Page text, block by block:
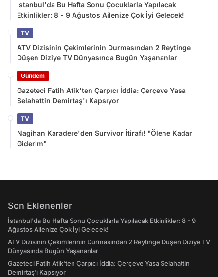
İstanbul'da Bu Hafta Sonu Çocuklarla Yapılacak
Etkinlikler: 8 - 9 Ağustos Ailenize Çok İyi Gelecek!
TV
ATV Dizisinin Çekimlerinin Durmasından 2 Reytinge
Düşen Diziye TV Dünyasında Bugün Yaşananlar
Gündem
Gazeteci Fatih Atik'ten Çarpıcı İddia: Çerçeve Yasa
Selahattin Demirtaş'ı Kapsıyor
TV
Nagihan Karadere'den Survivor İtirafı! "Ölene Kadar
Giderim"
Son Eklenenler
İstanbul'da Bu Hafta Sonu Çocuklarla Yapılacak Etkinlikler: 8 - 9
Ağustos Ailenize Çok İyi Gelecek!
ATV Dizisinin Çekimlerinin Durmasından 2 Reytinge Düşen Diziye TV
Dünyasında Bugün Yaşananlar
Gazeteci Fatih Atik'ten Çarpıcı İddia: Çerçeve Yasa Selahattin
Demirtaş'ı Kapsıyor